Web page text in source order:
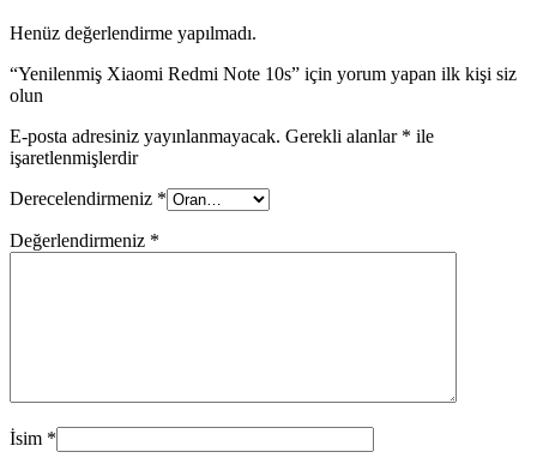
Henüz değerlendirme yapılmadı.
“Yenilenmiş Xiaomi Redmi Note 10s” için yorum yapan ilk kişi siz
olun
E-posta adresiniz yayınlanmayacak. Gerekli alanlar * ile
işaretlenmişlerdir
Derecelendirmeniz *
Değerlendirmeniz *
İsim *